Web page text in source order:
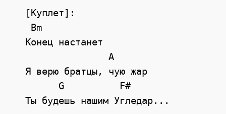
[Куплет]:
Конец настанет
               A
Я верю братцы, чую жар
Ты будешь нашим Угледар...